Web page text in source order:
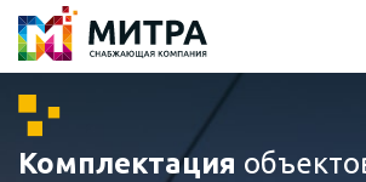
Комплектация